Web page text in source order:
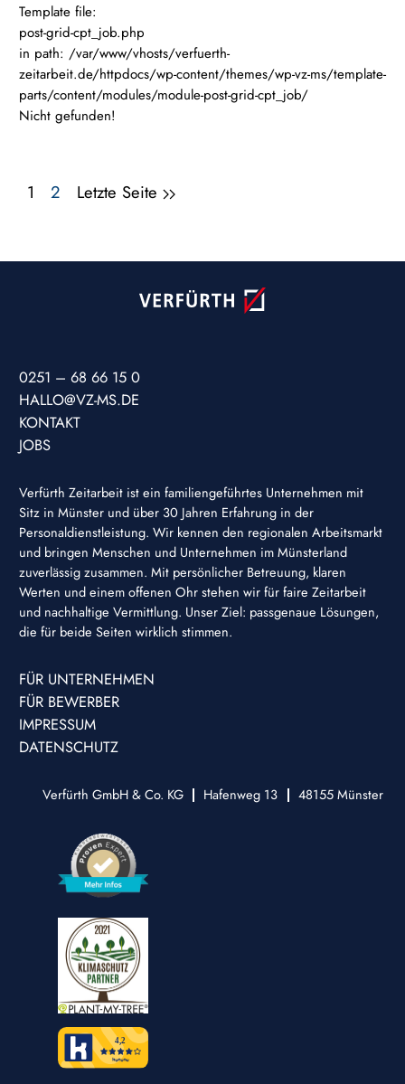
Template file:
post-grid-cpt_job.php
in path: /var/www/vhosts/verfuerth-
zeitarbeit.de/httpdocs/wp-content/themes/wp-vz-ms/template-
parts/content/modules/module-post-grid-cpt_job/
Nicht gefunden!
1 2 Letzte Seite
0251 – 68 66 15 0
HALLO@VZ-MS.DE
KONTAKT
JOBS
Verfürth Zeitarbeit ist ein familiengeführtes Unternehmen mit
Sitz in Münster und über 30 Jahren Erfahrung in der
Personaldienstleistung. Wir kennen den regionalen Arbeitsmarkt
und bringen Menschen und Unternehmen im Münsterland
zuverlässig zusammen. Mit persönlicher Betreuung, klaren
Werten und einem offenen Ohr stehen wir für faire Zeitarbeit
und nachhaltige Vermittlung. Unser Ziel: passgenaue Lösungen,
die für beide Seiten wirklich stimmen.
FÜR UNTERNEHMEN
FÜR BEWERBER
IMPRESSUM
DATENSCHUTZ
Verfürth GmbH & Co. KG Hafenweg 13 48155Münster